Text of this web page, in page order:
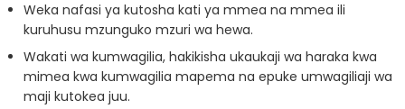
Weka nafasi ya kutosha kati ya mmea na mmea ili
kuruhusu mzunguko mzuri wa hewa.
Wakati wa kumwagilia, hakikisha ukaukaji wa haraka kwa
mimea kwa kumwagilia mapema na epuke umwagiliaji wa
maji kutokea juu.